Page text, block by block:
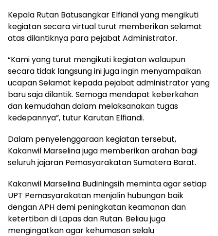
Kepala Rutan Batusangkar Elfiandi yang mengikuti
kegiatan secara virtual turut memberikan selamat
atas dilantiknya para pejabat Administrator.
“Kami yang turut mengikuti kegiatan walaupun
secara tidak langsung ini juga ingin menyampaikan
ucapan Selamat kepada pejabat administrator yang
baru saja dilantik. Semoga mendapat keberkahan
dan kemudahan dalam melaksanakan tugas
kedepannya”, tutur Karutan Elfiandi.
Dalam penyelenggaraan kegiatan tersebut,
Kakanwil Marselina juga memberikan arahan bagi
seluruh jajaran Pemasyarakatan Sumatera Barat.
Kakanwil Marselina Budiningsih meminta agar setiap
UPT Pemasyarakatan menjalin hubungan baik
dengan APH demi peningkatan keamanan dan
ketertiban di Lapas dan Rutan. Beliau juga
mengingatkan agar kehumasan selalu